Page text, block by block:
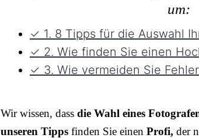
um:
✓ 1. 8 Tipps für die Auswahl
✓ 2. Wie finden Sie einen
✓ 3. Wie vermeiden Sie
Wir wissen, dass die Wahl eines
unseren Tipps finden Sie einen Profi, der